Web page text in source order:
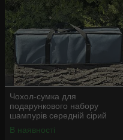
Чохол-сумка для
подарункового набору
шампурів середній сірий
В наявності